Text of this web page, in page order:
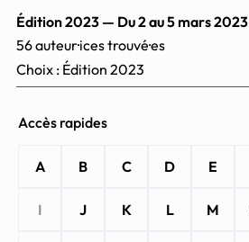
Édition 2023 — Du 2 au 5 mars 2023
56 auteur·ices trouvé·es
Choix : Édition 2023
Accéder
directement
auteurs
Accès rapides
A B C D E
I J K L M